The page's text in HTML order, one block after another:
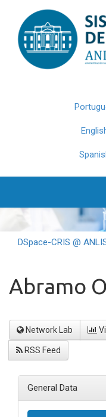
navigation
DSpace-CRIS @
Abramo
Network Lab
RSS Feed
General Data